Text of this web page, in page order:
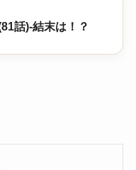
話)-結末は！？